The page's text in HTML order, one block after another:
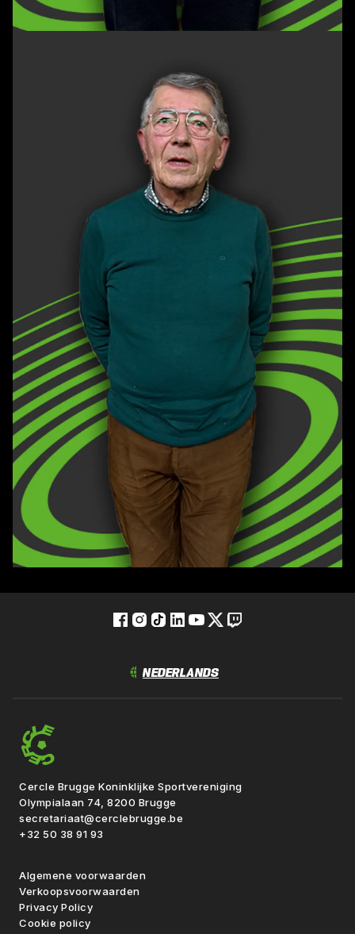
Cercle Brugge Koninklijke Sportvereniging
Olympialaan 74, 8200 Brugge
secretariaat@cerclebrugge.be
+32 50 38 91 93
Algemene voorwaarden
Verkoopsvoorwaarden
Privacy Policy
Cookie policy